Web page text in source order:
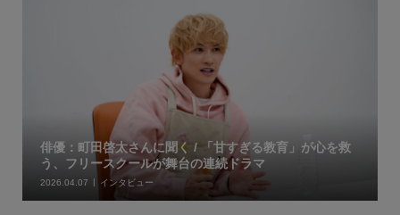
俳優：町田啓太さんに聞く / 「甘すぎる教育」が心を救
う、フリースクールが舞台の連続ドラマ
2026.04.07 インタビュー